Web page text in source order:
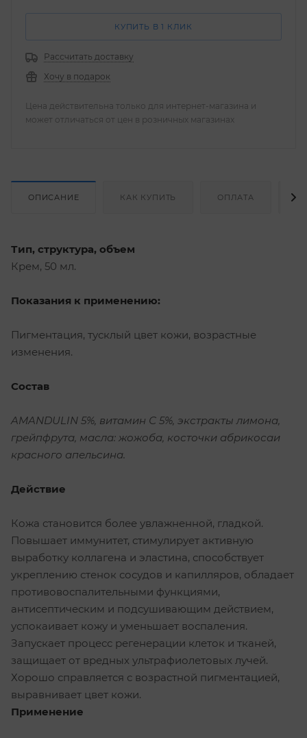
КУПИТЬ В 1 КЛИК
Рассчитать доставку
Хочу в подарок
Цена действительна только для интернет-магазина и
может отличаться от цен в розничных магазинах
ОПИСАНИЕ КАК КУПИТЬ ОПЛАТА
Тип, структура, объем
Крем, 50 мл.
Показания к применению:
Пигментация, тусклый цвет кожи, возрастные
изменения.
Состав
AMANDULIN 5%, витамин С 5%, экстракты лимона,
грейпфрута, масла: жожоба, косточки абрикосаи
красного апельсина.
Действие
Кожа становится более увлажненной, гладкой.
Повышает иммунитет, стимулирует активную
выработку коллагена и эластина, способствует
укреплению стенок сосудов и капилляров, обладает
противовоспалительными функциями,
антисептическим и подсушивающим действием,
успокаивает кожу и уменьшает воспаления.
Запускает процесс регенерации клеток и тканей,
защищает от вредных ультрафиолетовых лучей.
Хорошо справляется с возрастной пигментацией,
выравнивает цвет кожи.
Применение